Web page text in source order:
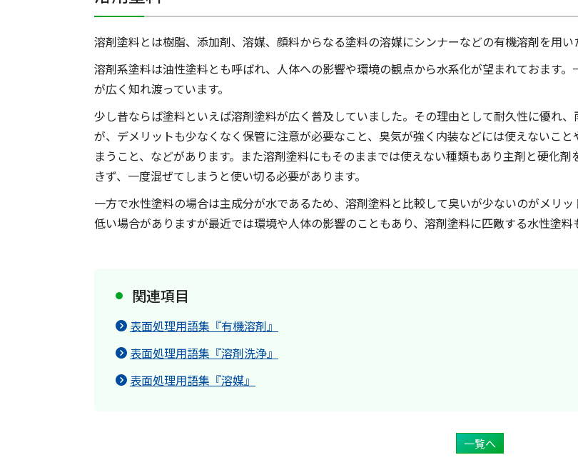
溶剤塗料とは樹脂、添加剤、溶媒、顔料からなる塗料の溶媒にシンナーなどの有機溶剤を用い
溶剤系塗料は油性塗料とも呼ばれ、人体への影響や環境の観点から水系化が望まれておます
が広く知れ渡っています。
少し昔ならば塗料といえば溶剤塗料が広く普及していました。その理由として耐久性に優れ
が、デメリットも少なくなく保管に注意が必要なこと、臭気が強く内装などには使えないこ
まうこと、などがあります。また溶剤塗料にもそのままでは使えない種類もあり主剤と硬化
きず、一度混ぜてしまうと使い切る必要があります。
一方で水性塗料の場合は主成分が水であるため、溶剤塗料と比較して臭いが少ないのがメリ
低い場合がありますが最近では環境や人体の影響のこともあり、溶剤塗料に匹敵する水性塗料
関連項目
表面処理用語集『有機溶剤』
表面処理用語集『溶剤洗浄』
表面処理用語集『溶媒』
一覧へ